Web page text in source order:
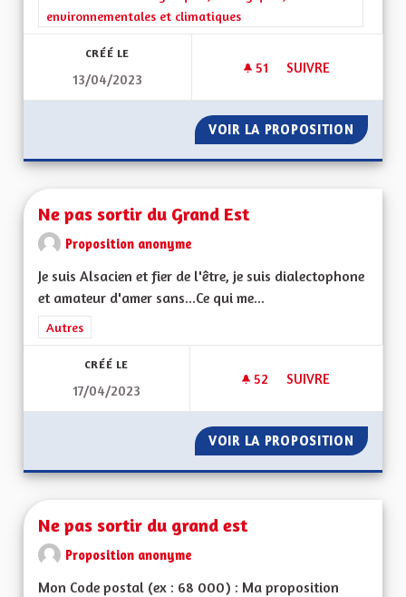
environnementales et climatiques
CRÉÉ LE
13/04/2023
51 51 ABONNÉS
SUIVRE
VOIR LA PROPOSITION NE
Ne pas sortir du Grand Est
Proposition anonyme
Je suis Alsacien et fier de l'être, je suis dialectophone
et amateur d'amer sans...Ce qui me...
Filtrer les résultats de la catégorie : Autres
Autres
CRÉÉ LE
17/04/2023
52 52 ABONNÉS
SUIVRE
VOIR LA PROPOSITION NE
Ne pas sortir du grand est
Proposition anonyme
Mon Code postal (ex : 68 000) : Ma proposition